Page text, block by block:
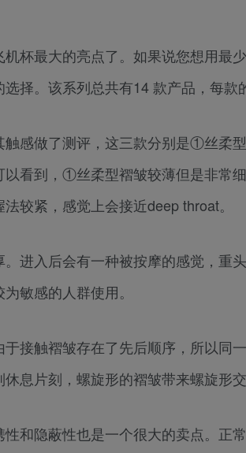
杯最大的亮点了。如果说您想用最
择。该系列总共有14 款产品，每款
触感做了测评，这三款分别是①丝
以看到，①丝柔型褶皱较薄但是非常
较紧，感觉上会接近deep throat。
进入后会有一种被按摩的感觉，重
敏感的人群使用。
接触褶皱存在了先后顺序，所以同
息片刻，螺旋形的褶皱带来螺旋形
和隐蔽性也是一个很大的卖点。正